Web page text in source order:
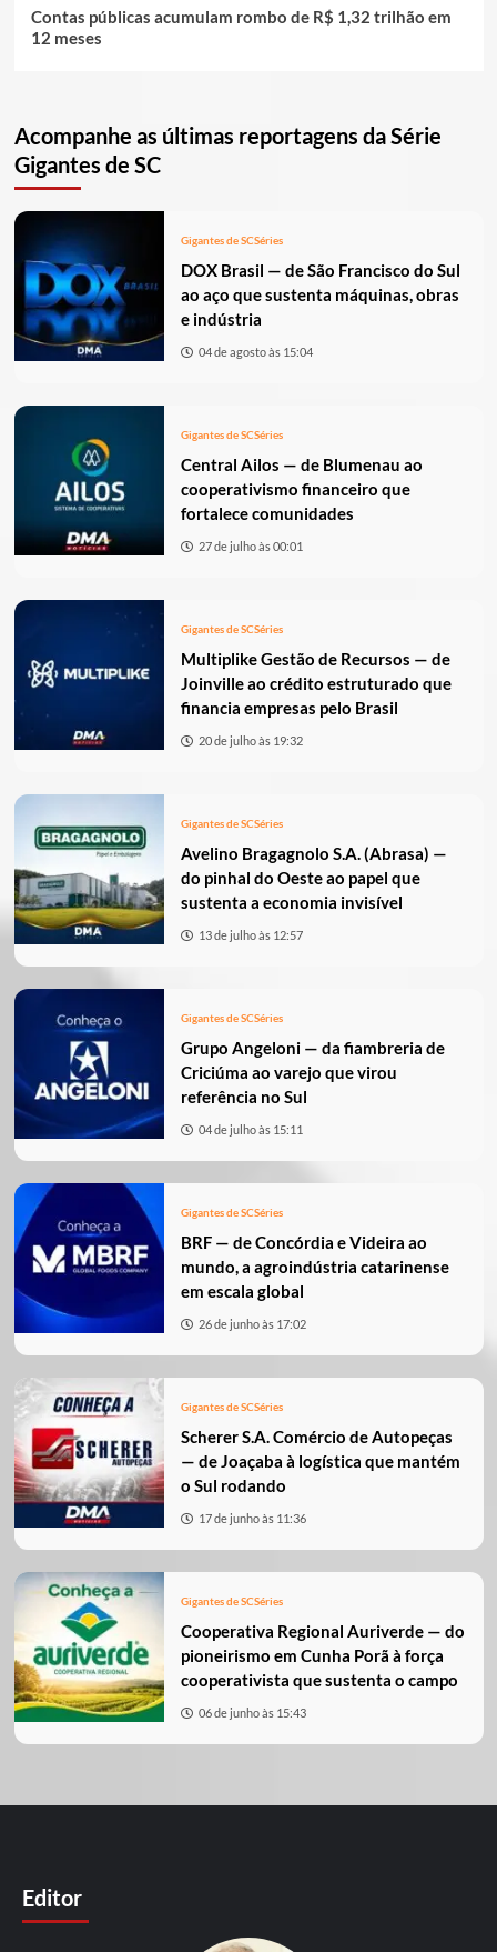
Contas públicas acumulam rombo de R$ 1,32 trilhão em
12 meses
Acompanhe as últimas reportagens da Série
Gigantes de SC
Gigantes de SCSéries
DOX Brasil — de São Francisco do Sul
ao aço que sustenta máquinas, obras
e indústria
04 de agosto às 15:04
Gigantes de SCSéries
Central Ailos — de Blumenau ao
cooperativismo financeiro que
fortalece comunidades
27 de julho às 00:01
Gigantes de SCSéries
Multiplike Gestão de Recursos — de
Joinville ao crédito estruturado que
financia empresas pelo Brasil
20 de julho às 19:32
Gigantes de SCSéries
Avelino Bragagnolo S.A. (Abrasa) —
do pinhal do Oeste ao papel que
sustenta a economia invisível
13 de julho às 12:57
Gigantes de SCSéries
Grupo Angeloni — da fiambreria de
Criciúma ao varejo que virou
referência no Sul
04 de julho às 15:11
Gigantes de SCSéries
BRF — de Concórdia e Videira ao
mundo, a agroindústria catarinense
em escala global
26 de junho às 17:02
Gigantes de SCSéries
Scherer S.A. Comércio de Autopeças
— de Joaçaba à logística que mantém
o Sul rodando
17 de junho às 11:36
Gigantes de SCSéries
Cooperativa Regional Auriverde — do
pioneirismo em Cunha Porã à força
cooperativista que sustenta o campo
06 de junho às 15:43
Editor